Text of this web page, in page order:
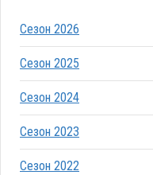
Сезон 2026
Сезон 2025
Сезон 2024
Сезон 2023
Сезон 2022